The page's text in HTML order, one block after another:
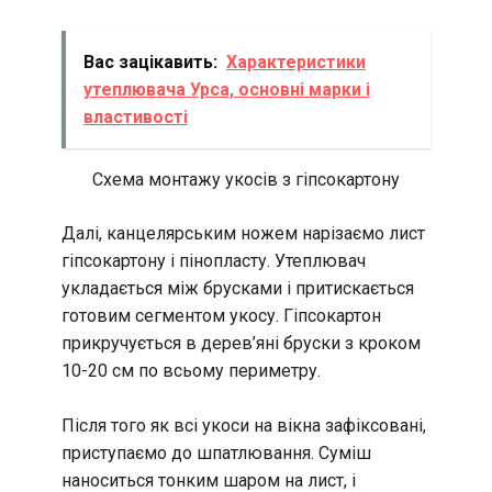
Вас зацікавить: Характеристики
утеплювача Урса, основні марки і
властивості
Схема монтажу укосів з гіпсокартону
Далі, канцелярським ножем нарізаємо лист
гіпсокартону і пінопласту. Утеплювач
укладається між брусками і притискається
готовим сегментом укосу. Гіпсокартон
прикручується в дерев’яні бруски з кроком
10-20 см по всьому периметру.
Після того як всі укоси на вікна зафіксовані,
приступаємо до шпатлювання. Суміш
наноситься тонким шаром на лист, і